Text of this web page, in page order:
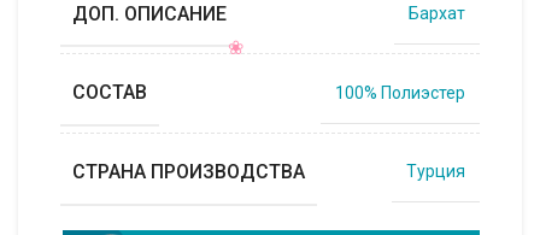
ДОП. ОПИСАНИЕ Бархат
СОСТАВ 100% Полиэстер
СТРАНА ПРОИЗВОДСТВА Турция